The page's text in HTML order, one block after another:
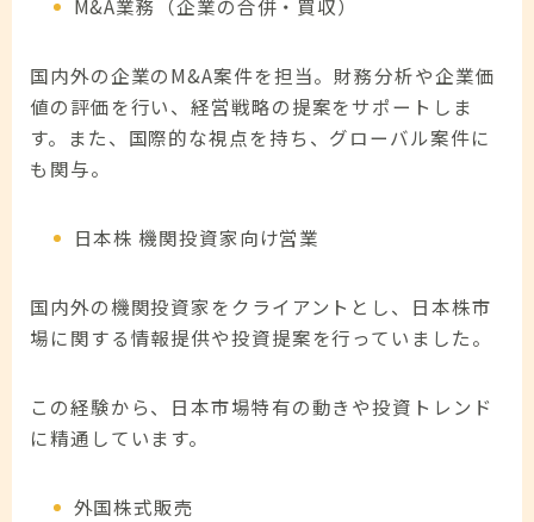
M&A業務（企業の合併・買収）
国内外の企業のM&A案件を担当。財務分析や企業価
値の評価を行い、経営戦略の提案をサポートしま
す。また、国際的な視点を持ち、グローバル案件に
も関与。
日本株 機関投資家向け営業
国内外の機関投資家をクライアントとし、日本株市
場に関する情報提供や投資提案を行っていました。
この経験から、日本市場特有の動きや投資トレンド
に精通しています。
外国株式販売